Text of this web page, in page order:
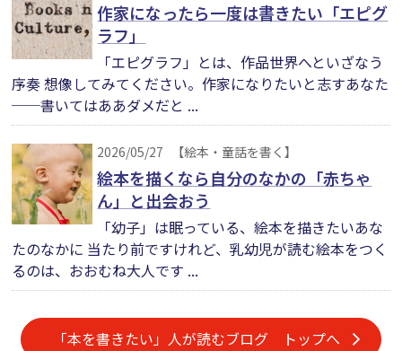
作家になったら一度は書きたい「エピグ
ラフ」
「エピグラフ」とは、作品世界へといざなう
序奏 想像してみてください。作家になりたいと志すあなた
──書いてはああダメだと ...
2026/05/27 【絵本・童話を書く】
絵本を描くなら自分のなかの「赤ちゃ
ん」と出会おう
「幼子」は眠っている、絵本を描きたいあな
たのなかに 当たり前ですけれど、乳幼児が読む絵本をつく
るのは、おおむね大人です ...
「本を書きたい」人が読むブログ トップへ